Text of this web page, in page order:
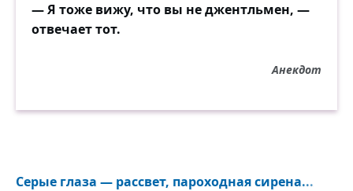
— Я тоже вижу, что вы не джентльмен, —
отвечает тот.
Анекдот
Серые глаза — рассвет, пароходная сирена...